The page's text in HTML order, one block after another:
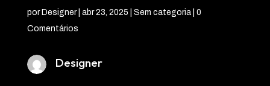
por Designer| abr 23, 2025 | Sem categoria | 0
Comentários
Designer